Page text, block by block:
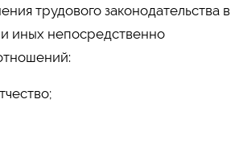
трудового законодательства в
иных непосредственно